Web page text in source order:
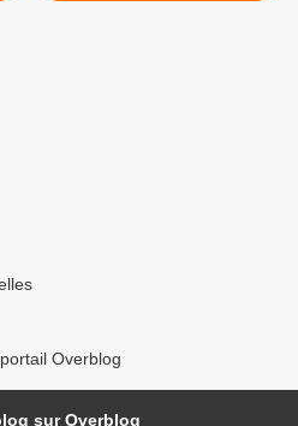
Overblog
sur Overblog